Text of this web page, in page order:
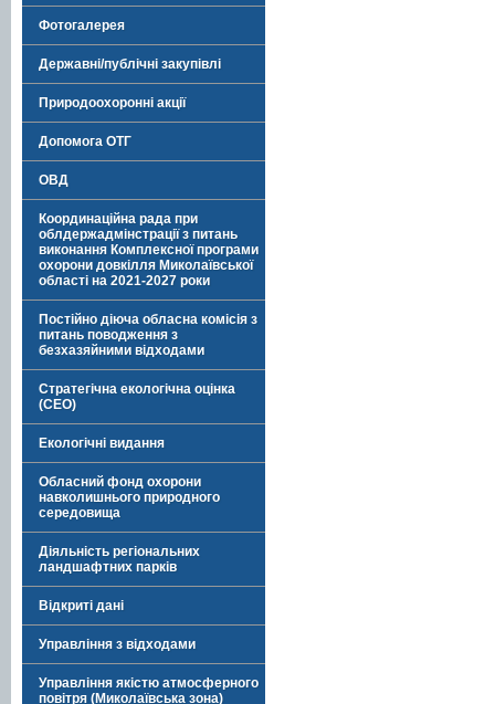
Фотогалерея
Державні/публічні закупівлі
Природоохоронні акції
Допомога ОТГ
ОВД
Координаційна рада при
облдержадмінстрації з питань
виконання Комплексної програми
охорони довкілля Миколаївської
області на 2021-2027 роки
Постійно діюча обласна комісія з
питань поводження з
безхазяйними відходами
Стратегічна екологічна оцінка
(СЕО)
Екологічні видання
Обласний фонд охорони
навколишнього природного
середовища
Діяльність регіональних
ландшафтних парків
Відкриті дані
Управління з відходами
Управління якістю атмосферного
повітря (Миколаївська зона)